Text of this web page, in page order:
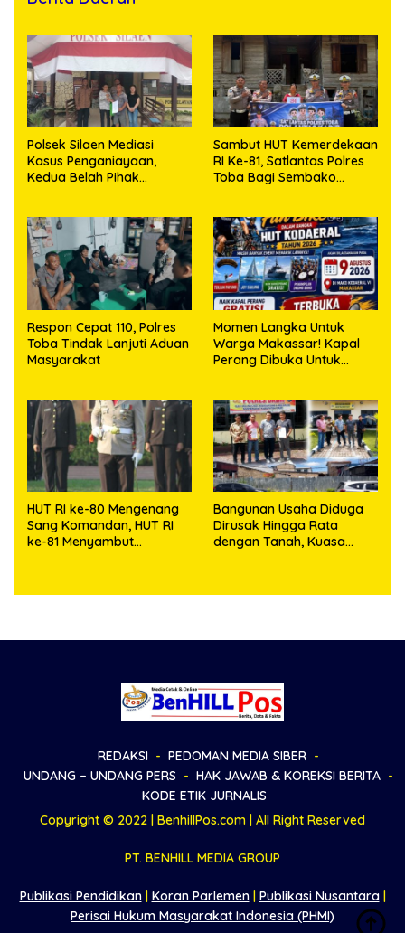
Polsek Silaen Mediasi
Kasus Penganiayaan,
Kedua Belah Pihak
Sambut HUT Kemerdekaan
RI Ke-81, Satlantas Polres
Toba Bagi Sembako
Respon Cepat 110, Polres
Toba Tindak Lanjuti Aduan
Masyarakat
Momen Langka Untuk
Warga Makassar! Kapal
Perang Dibuka Untuk
HUT RI ke-80 Mengenang
Sang Komandan, HUT RI
ke-81 Menyambut
Bangunan Usaha Diduga
Dirusak Hingga Rata
dengan Tanah, Kuasa
REDAKSI
PEDOMAN MEDIA SIBER
UNDANG – UNDANG PERS
HAK JAWAB & KOREKSI BERITA
KODE ETIK JURNALIS
Copyright © 2022 | BenhillPos.com | All Right Reserved
PT. BENHILL MEDIA GROUP
Publikasi Pendidikan| Koran Parlemen| Publikasi Nusantara|
Perisai Hukum Masyarakat Indonesia (PHMI)